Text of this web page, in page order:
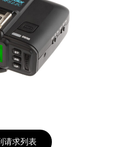
请求列表